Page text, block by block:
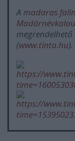
A madaras
(www.tinta.hu).